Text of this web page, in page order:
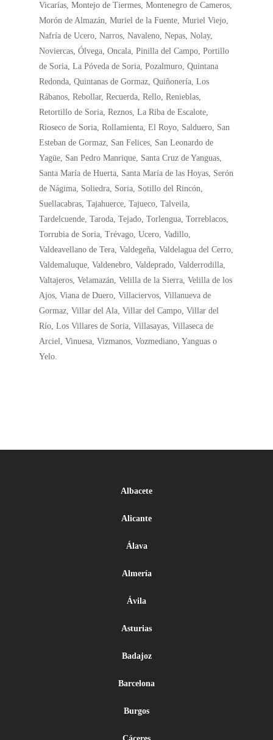
Vicarías, Montejo de Tiermes, Montenegro de Cameros,
Morón de Almazán, Muriel de la Fuente, Muriel Viejo,
Nafría de Ucero, Narros, Navaleno, Nepas, Nolay,
Noviercas, Ólvega, Oncala, Pinilla del Campo, Portillo
de Soria, La Póveda de Soria, Pozalmuro, Quintana
Redonda, Quintanas de Gormaz, Quiñonería, Los
Rábanos, Rebollar, Recuerda, Rello, Renieblas,
Retortillo de Soria, Reznos, La Riba de Escalote,
Rioseco de Soria, Rollamienta, El Royo, Salduero, San
Esteban de Gormaz, San Felices, San Leonardo de
Yagüe, San Pedro Manrique, Santa Cruz de Yanguas,
Santa María de Huerta, Santa María de las Hoyas, Serón
de Nágima, Soliedra, Soria, Sotillo del Rincón,
Suellacabras, Tajahuerce, Tajueco, Talveila,
Tardelcuende, Taroda, Tejado, Torlengua, Torreblacos,
Torrubia de Soria, Trévago, Ucero, Vadillo,
Valdeavellano de Tera, Valdegeña, Valdelagua del Cerro,
Valdemaluque, Valdenebro, Valdeprado, Valderrodilla,
Valtajeros, Velamazán, Velilla de la Sierra, Velilla de los
Ajos, Viana de Duero, Villaciervos, Villanueva de
Gormaz, Villar del Ala, Villar del Campo, Villar del
Río, Los Villares de Soria, Villasayas, Villaseca de
Arciel, Vinuesa, Vizmanos, Vozmediano, Yanguas o
Yelo.
Albacete
Alicante
Álava
Almería
Ávila
Asturias
Badajoz
Barcelona
Burgos